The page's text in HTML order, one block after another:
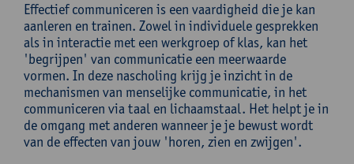
Effectief communiceren is een vaardigheid die je kan
aanleren en trainen. Zowel in individuele gesprekken
als in interactie met een werkgroep of klas, kan het
'begrijpen' van communicatie een meerwaarde
vormen. In deze nascholing krijg je inzicht in de
mechanismen van menselijke communicatie, in het
communiceren via taal en lichaamstaal. Het helpt je in
de omgang met anderen wanneer je je bewust wordt
van de effecten van jouw 'horen, zien en zwijgen'.